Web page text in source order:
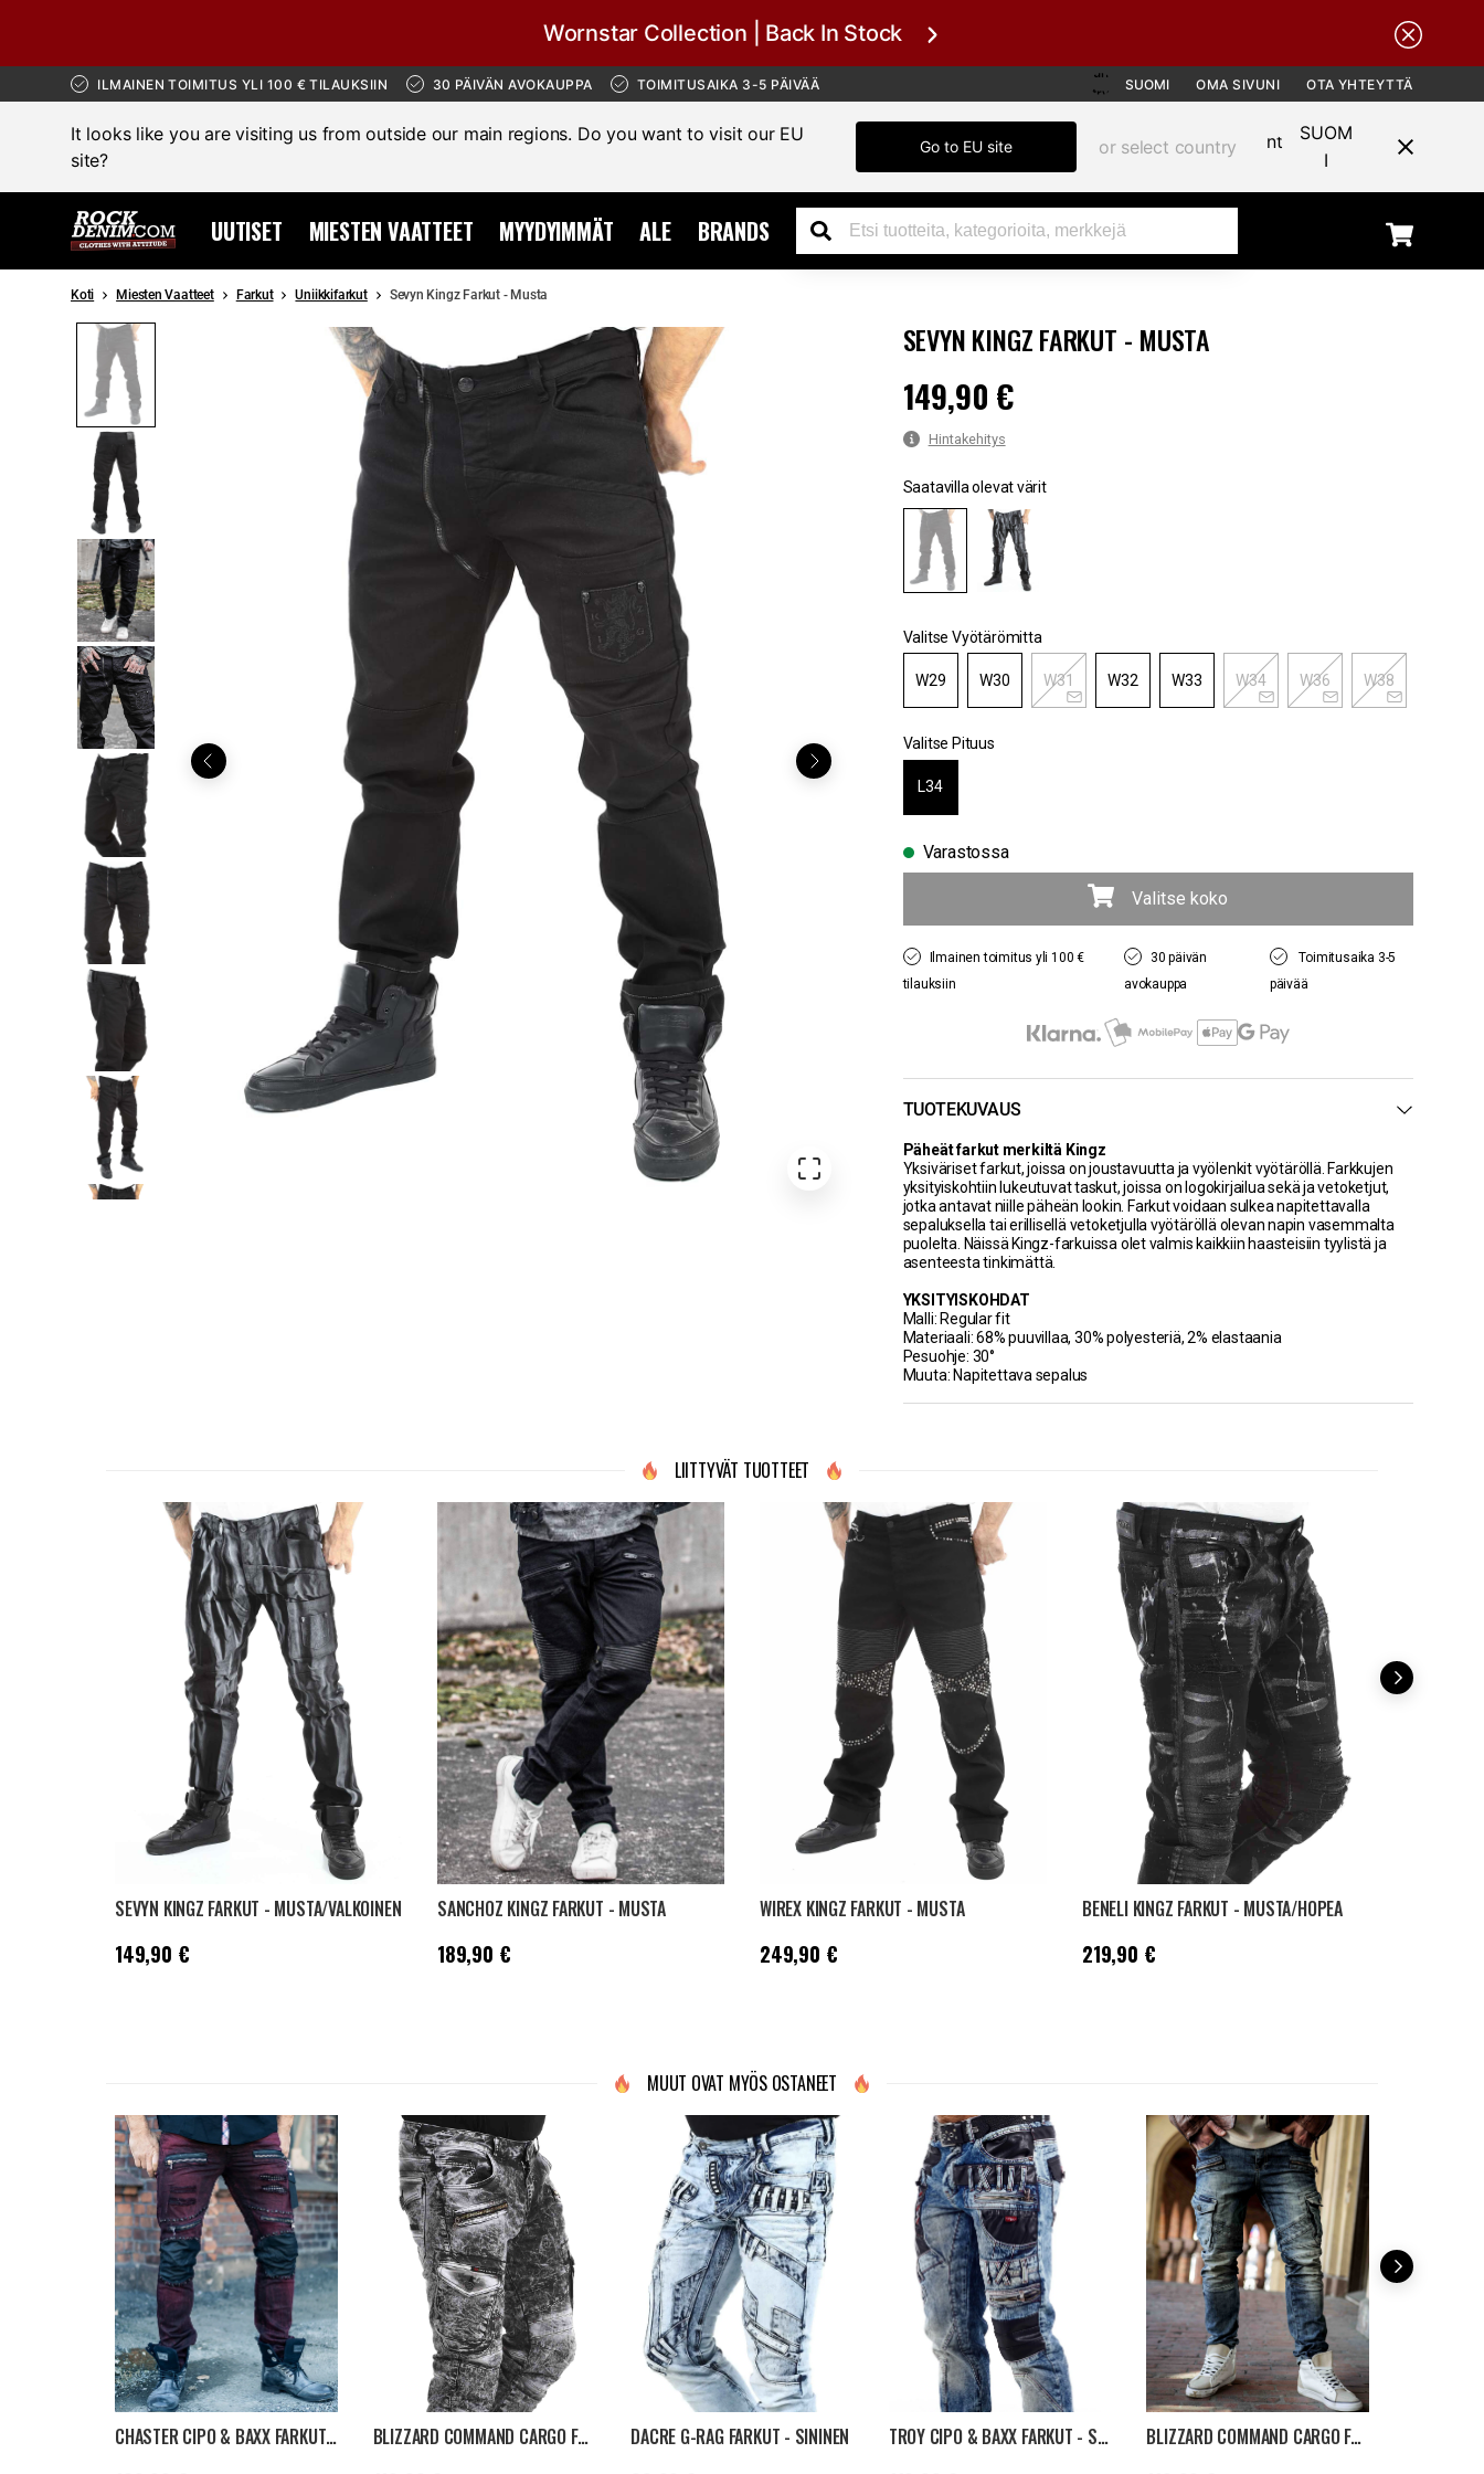
Wornstar Collection | Back In Stock
ILMAINEN TOIMITUS YLI 100 € TILAUKSIIN 30 PÄIVÄN AVOKAUPPA TOIMITUSAIKA 3-5 PÄIVÄÄ SUOMI OMA SIVUNI OTA YHTEYTTÄ
It looks like you are visiting us from outside our main regions. Do you want to visit our EU
site?
Go to EU site or select country
SUOM
I
UUTISET MIESTEN VAATTEET MYYDYIMMÄT ALE BRANDS
Koti Miesten Vaatteet Farkut Uniikkifarkut Sevyn Kingz Farkut - Musta
SEVYN KINGZ FARKUT - MUSTA
Hinta: 149,90 €
149,90 €
Hintakehitys
Saatavilla olevat värit
Valitse Vyötärömitta
W29 W30 W31 W32 W33 W34 W36 W38
Valitse Pituus
L34
Varastossa
Valitse koko
Ilmainen toimitus yli 100 €
tilauksiin
30 päivän
avokauppa
Toimitusaika 3-5
päivää
TUOTEKUVAUS
Päheät farkut merkiltä Kingz
Yksiväriset farkut, joissa on joustavuutta ja vyölenkit vyötäröllä. Farkkujen
yksityiskohtiin lukeutuvat taskut, joissa on logokirjailua sekä ja vetoketjut,
jotka antavat niille päheän lookin. Farkut voidaan sulkea napitettavalla
sepaluksella tai erillisellä vetoketjulla vyötäröllä olevan napin vasemmalta
puolelta. Näissä Kingz-farkuissa olet valmis kaikkiin haasteisiin tyylistä ja
asenteesta tinkimättä.
YKSITYISKOHDAT
Malli: Regular fit
Materiaali: 68% puuvillaa, 30% polyesteriä, 2% elastaania
Pesuohje: 30°
Muuta: Napitettava sepalus
LIITTYVÄT TUOTTEET
SEVYN KINGZ FARKUT - MUSTA/VALKOINEN
Hinta :149,90 €
149,90 €
SANCHOZ KINGZ FARKUT - MUSTA
Hinta :189,90 €
189,90 €
WIREX KINGZ FARKUT - MUSTA
Hinta :249,90 €
249,90 €
BENELI KINGZ FARKUT - MUSTA/HOPEA
Hinta :219,90 €
219,90 €
MUUT OVAT MYÖS OSTANEET
CHASTER CIPO & BAXX FARKUT - VIININPUNAINEN
BLIZZARD COMMAND CARGO FARKUT - WASHED BLACK
DACRE G-RAG FARKUT - SININEN
TROY CIPO & BAXX FARKUT - SININEN
BLIZZARD COMMAND CARGO FARKUT - WASHED BLUE